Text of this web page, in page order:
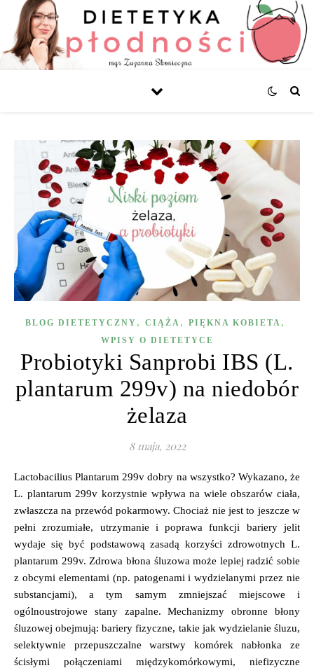
BLOG DIETETYCZNY , CIĄŻA , PIĘKNA KOBIETA ,
WPISY O DIETETYCE
Probiotyki Sanprobi IBS (L.
plantarum 299v) na niedobór
żelaza
8 maja, 2022
Lactobacilius Plantarum 299v dobry na wszystko? Wykazano, że
L. plantarum 299v korzystnie wpływa na wiele obszarów ciała,
zwłaszcza na przewód pokarmowy. Chociaż nie jest to jeszcze w
pełni zrozumiałe, utrzymanie i poprawa funkcji bariery jelit
wydaje się być podstawową zasadą korzyści zdrowotnych L.
plantarum 299v. Zdrowa błona śluzowa może lepiej radzić sobie
z obcymi elementami (np. patogenami i wydzielanymi przez nie
substancjami), a tym samym zmniejszać miejscowe i
ogólnoustrojowe stany zapalne. Mechanizmy obronne błony
śluzowej obejmują: bariery fizyczne, takie jak wydzielanie śluzu,
selektywnie przepuszczalne warstwy komórek nabłonka ze
ścisłymi połączeniami międzykomórkowymi, niefizyczne